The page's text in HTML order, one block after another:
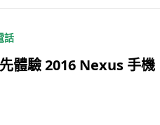
話
體驗 2016 Nexus 手機